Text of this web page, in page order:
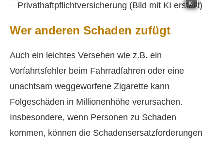
KI
Wer anderen Schaden zufügt
Auch ein leichtes Versehen wie z.B. ein
Vorfahrtsfehler beim Fahrradfahren oder eine
unachtsam weggeworfene Zigarette kann
Folgeschäden in Millionenhöhe verursachen.
Insbesondere, wenn Per­sonen zu Schaden
kommen, können die Schadensersatzforderungen